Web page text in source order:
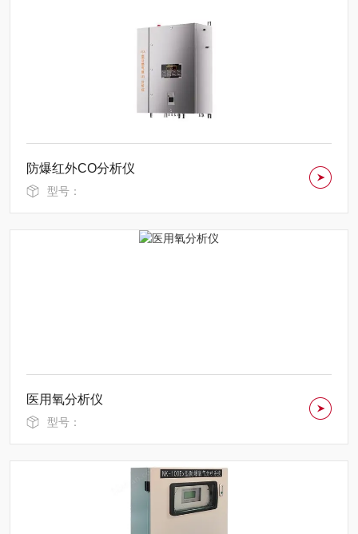
防爆红外CO分析仪
型号：
医用氧分析仪
型号：